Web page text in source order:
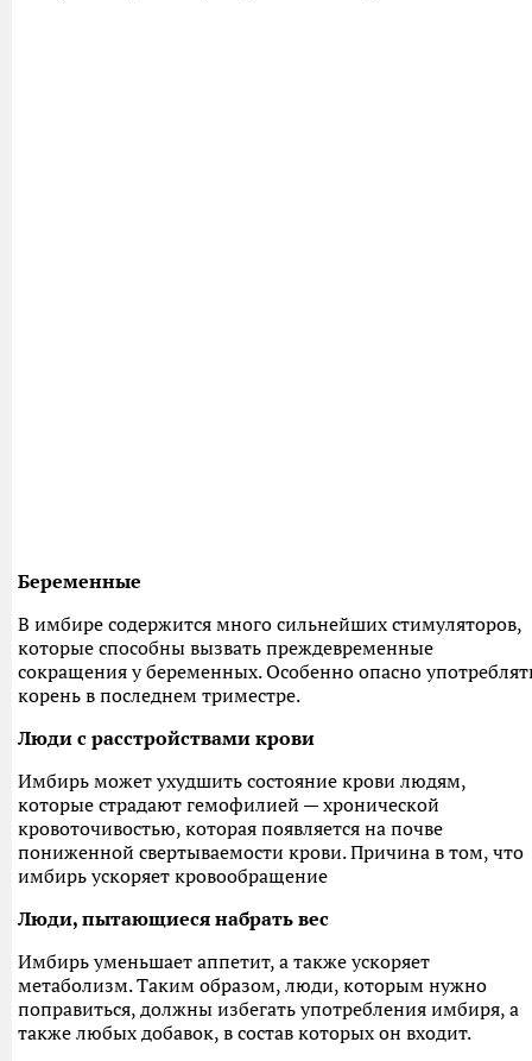
Беременные
В имбире содержится много сильнейших стимуляторов,
которые способны вызвать преждевременные
сокращения у беременных. Особенно опасно
корень в последнем триместре.
Люди с расстройствами крови
Имбирь может ухудшить состояние крови людям,
которые страдают гемофилией — хронической
кровоточивостью, которая появляется на почве
пониженной свертываемости крови. Причина в том, что
имбирь ускоряет кровообращение
Люди, пытающиеся набрать вес
Имбирь уменьшает аппетит, а также ускоряет
метаболизм. Таким образом, люди, которым нужно
поправиться, должны избегать употребления имбиря, а
также любых добавок, в состав которых он входит.